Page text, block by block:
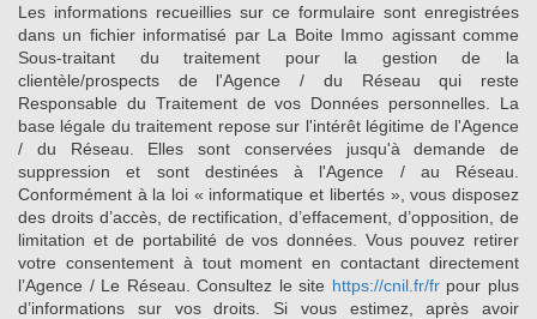
Les informations recueillies sur ce formulaire sont enregistrées
dans un fichier informatisé par La Boite Immo agissant comme
Sous-traitant du traitement pour la gestion de la
clientèle/prospects de l'Agence / du Réseau qui reste
Responsable du Traitement de vos Données personnelles. La
base légale du traitement repose sur l'intérêt légitime de l'Agence
/ du Réseau. Elles sont conservées jusqu'à demande de
suppression et sont destinées à l'Agence / au Réseau.
Conformément à la loi « informatique et libertés », vous disposez
des droits d’accès, de rectification, d’effacement, d’opposition, de
limitation et de portabilité de vos données. Vous pouvez retirer
votre consentement à tout moment en contactant directement
l’Agence / Le Réseau. Consultez le site https://cnil.fr/frpour plus
d’informations sur vos droits. Si vous estimez, après avoir